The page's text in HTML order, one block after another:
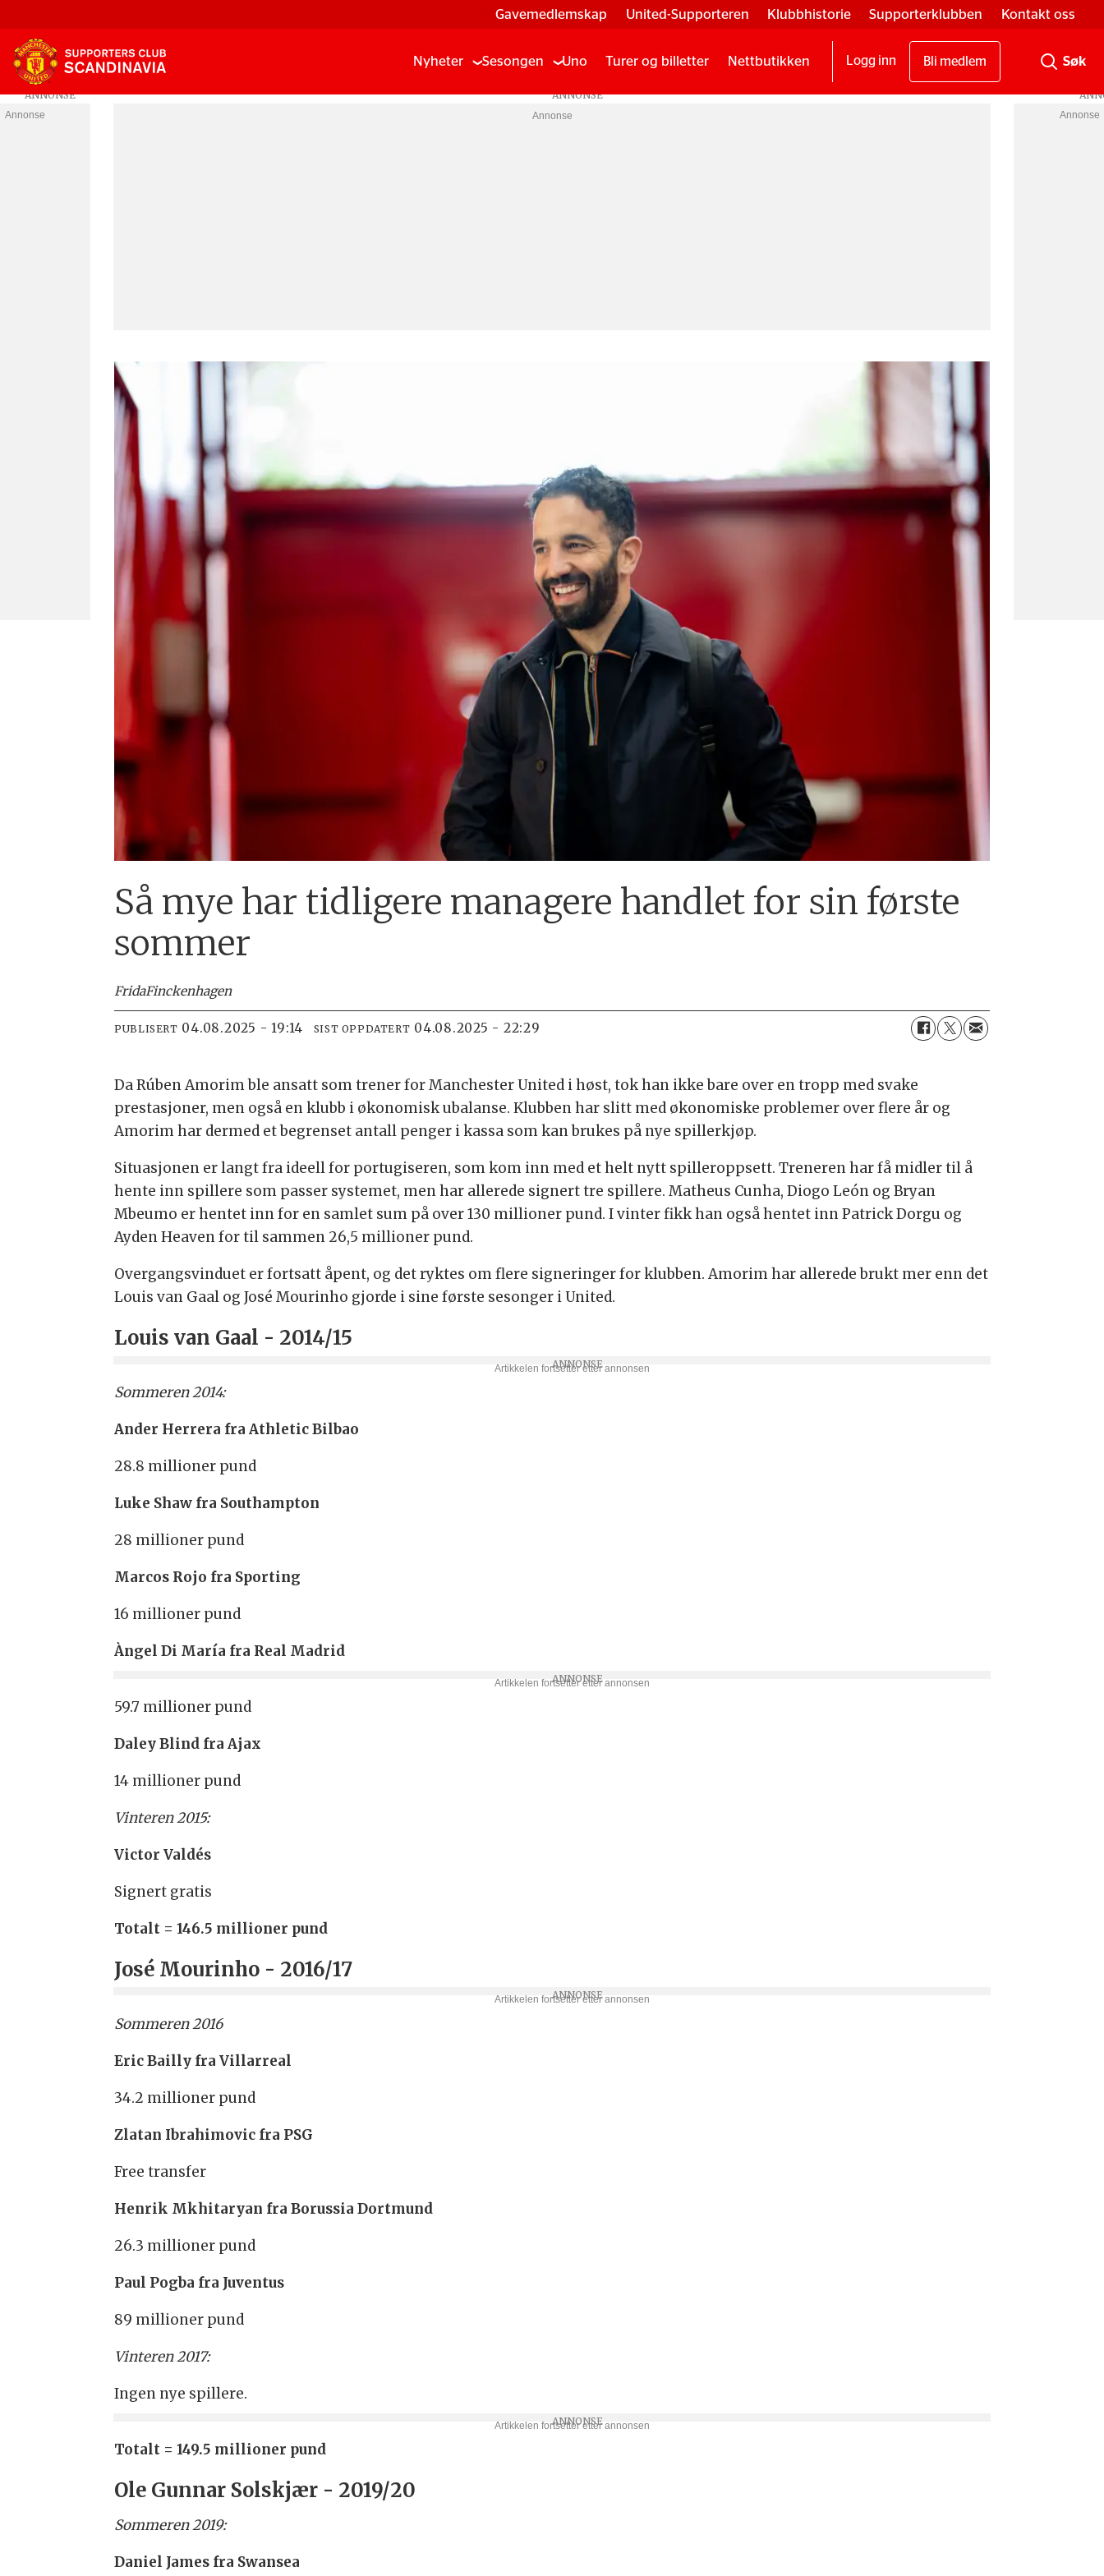
Gavemedlemskap United-Supporteren Klubbhistorie Supporterklubben Kontakt oss
Nyheter Sesongen Uno Turer og billetter Nettbutikken Logg inn Bli medlem
Annonse
Så mye har tidligere managere handlet for sin første
sommer
FridaFinckenhagen
PUBLISERT 04.08.2025 - 19:14 SIST OPPDATERT 04.08.2025 - 22:29
Da Rúben Amorim ble ansatt som trener for Manchester United i høst, tok han ikke bare over en tropp med svake
prestasjoner, men også en klubb i økonomisk ubalanse. Klubben har slitt med økonomiske problemer over flere år og
Amorim har dermed et begrenset antall penger i kassa som kan brukes på nye spillerkjøp.
Situasjonen er langt fra ideell for portugiseren, som kom inn med et helt nytt spilleroppsett. Treneren har få midler til å
hente inn spillere som passer systemet, men har allerede signert tre spillere. Matheus Cunha, Diogo León og Bryan
Mbeumo er hentet inn for en samlet sum på over 130 millioner pund. I vinter fikk han også hentet inn Patrick Dorgu og
Ayden Heaven for til sammen 26,5 millioner pund.
Overgangsvinduet er fortsatt åpent, og det ryktes om flere signeringer for klubben. Amorim har allerede brukt mer enn det
Louis van Gaal og José Mourinho gjorde i sine første sesonger i United.
Louis van Gaal - 2014/15
Sommeren 2014:
Ander Herrera fra Athletic Bilbao
28.8 millioner pund
Luke Shaw fra Southampton
28 millioner pund
Marcos Rojo fra Sporting
16 millioner pund
Àngel Di María fra Real Madrid
59.7 millioner pund
Daley Blind fra Ajax
14 millioner pund
Vinteren 2015:
Victor Valdés
Signert gratis
Totalt = 146.5 millioner pund
José Mourinho - 2016/17
Sommeren 2016
Eric Bailly fra Villarreal
34.2 millioner pund
Zlatan Ibrahimovic fra PSG
Free transfer
Henrik Mkhitaryan fra Borussia Dortmund
26.3 millioner pund
Paul Pogba fra Juventus
89 millioner pund
Vinteren 2017:
Ingen nye spillere.
Totalt = 149.5 millioner pund
Ole Gunnar Solskjær - 2019/20
Sommeren 2019:
Daniel James fra Swansea
Annonse Annonse